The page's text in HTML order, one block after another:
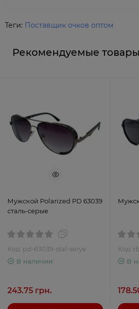
Теги: Поставщик очков оптом
Рекомендуемые товары
Мужской Polarized PD 63039
сталь-серые
Код: pd-63039-stal-serye
В наличии
243.75 грн.
Код:
В